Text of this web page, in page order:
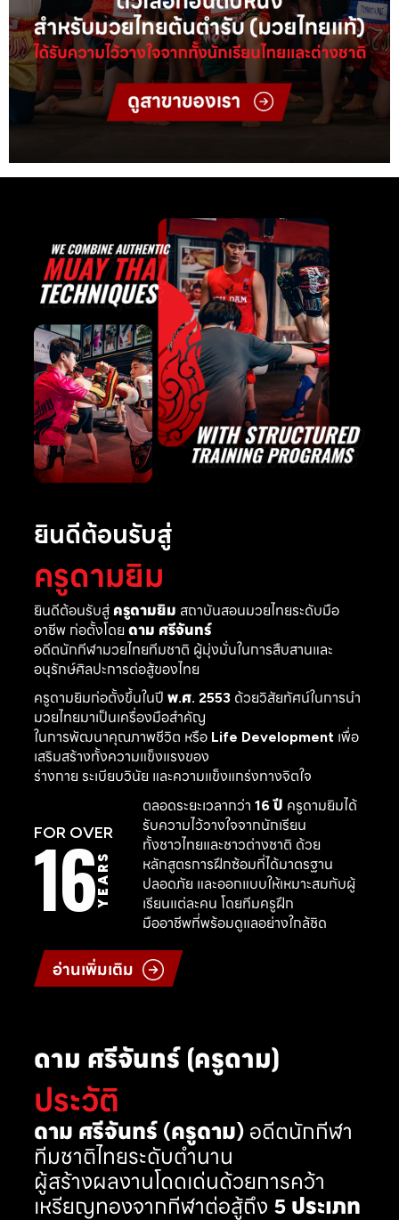
ยินดีต้อนรับสู่
ครูดามยิม
ยินดีต้อนรับสู่ ครูดามยิม สถาบันสอนมวยไทยระดับมือ
อาชีพ ก่อตั้งโดย ดาม ศรีจันทร์
อดีตนักกีฬามวยไทยทีมชาติ ผู้มุ่งมั่นในการสืบสานและ
อนุรักษ์ศิลปะการต่อสู้ของไทย
ครูดามยิมก่อตั้งขึ้นในปี พ.ศ. 2553ด้วยวิสัยทัศน์ในการนำ
มวยไทยมาเป็นเครื่องมือสำคัญ
ในการพัฒนาคุณภาพชีวิต หรือ Life Developmentเพื่อ
เสริมสร้างทั้งความแข็งแรงของ
ร่างกาย ระเบียบวินัย และความแข็งแกร่งทางจิตใจ
FOR OVER
16YEARS
ตลอดระยะเวลากว่า 16 ปี ครูดามยิมได้
รับความไว้วางใจจากนักเรียน
ทั้งชาวไทยและชาวต่างชาติ ด้วย
หลักสูตรการฝึกซ้อมที่ได้มาตรฐาน
ปลอดภัย และออกแบบให้เหมาะสมกับผู้
เรียนแต่ละคน โดยทีมครูฝึก
มืออาชีพที่พร้อมดูแลอย่างใกล้ชิด
อ่านเพิ่มเติม
ดาม ศรีจันทร์ (ครูดาม)
ประวัติ
ดาม ศรีจันทร์ (ครูดาม)อดีตนักกีฬา
ทีมชาติไทยระดับตำนาน
ผู้สร้างผลงานโดดเด่นด้วยการคว้า
เหรียญทองจากกีฬาต่อสู้ถึง 5 ประเภท